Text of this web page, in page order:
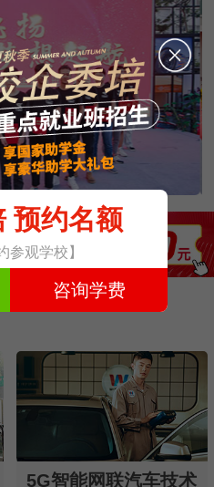
预约
30 3 罗 晋 预约
30 3 王爱因 预约
30 3 孙 琴 预约
俊星奔驰定向2403班
开班中
预约名额
5G智能网联汽车技术
预约名额
参观学校】
咨询学费